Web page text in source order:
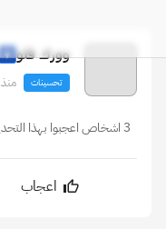
وورك فلو
تحسينات منذ a month
3 اشخاص اعجبوا بهذا التحديث
اعجاب